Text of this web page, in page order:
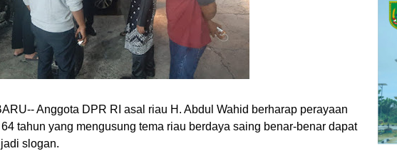
Anggota DPR RI asal riau H. Abdul Wahid berharap perayaan
tahun yang mengusung tema riau berdaya saing benar-benar dapat
slogan.